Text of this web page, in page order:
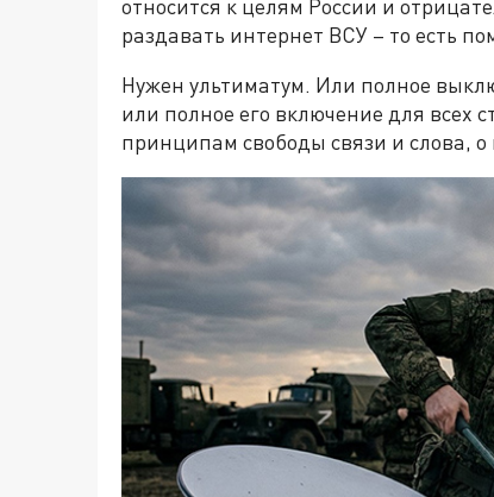
относится к целям России и
раздавать интернет ВСУ – то есть
Нужен ультиматум. Или полное
или полное его включение для всех
принципам свободы связи и слова,